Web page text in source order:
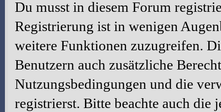
Du musst in diesem Forum
Registrierung ist in wenigen
weitere Funktionen zuzugreifen.
Benutzern auch zusätzliche
Nutzungsbedingungen und die
registrierst. Bitte beachte auch